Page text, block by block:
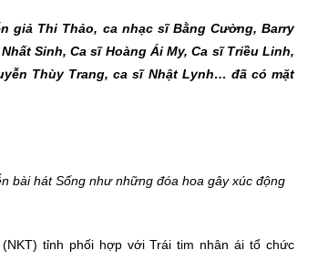
giả Thi Thảo, ca nhạc sĩ Bằng Cường, Barry
Sinh, Ca sĩ Hoàng Ái My, Ca sĩ Triều Linh,
Thùy Trang, ca sĩ Nhật Lynh… đã có mặt
bài hát Sống như những đóa hoa gây xúc động
tỉnh phối hợp với Trái tim nhân ái tổ chức